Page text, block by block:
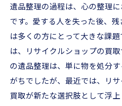
遺品整理の過程は、心の整理
です。愛する人を失った後、
は多くの方にとって大きな課
は、リサイクルショップの買
の遺品整理は、単に物を処分
がちでしたが、最近では、リ
買取が新たな選択肢として浮